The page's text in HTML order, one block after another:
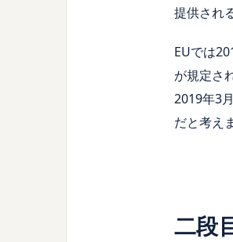
提供され
EUでは
が規定さ
2019年3
だと考え
二段